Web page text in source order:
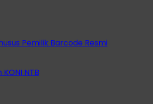
Pemilik Barcode Resmi
NTB